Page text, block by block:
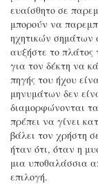
ευαίσθητο σε
μπορούν να
ηχητικών σημάτων
αυξήστε το
για τον δέκτη να
πηγής του ήχου
μηνυμάτων δεν
διαμορφώνονται
πρέπει να γίνει
βάλει τον χρήστη
ήταν ότι, όταν η
μια υποθαλάσσια
επιλογή.